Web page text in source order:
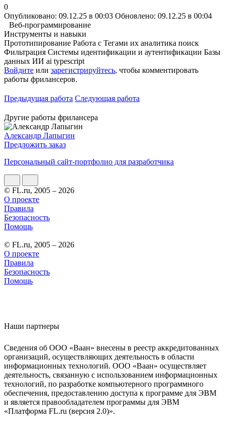
0
Опубликовано: 09.12.25 в 00:03 Обновлено: 09.12.25 в 00:04
Веб-программирование
Инструменты и навыки
Прототипирование Работа с Тегами их аналитика поиск
Фильтрация Системы идентификации и аутентификации Базы
данных ИИ ai typescript
Войдите или зарегистрируйтесь, чтобы комментировать
работы фрилансеров.
Предыдущая работа Следующая работа
Другие работы фрилансера
Александр Лапыгин
Предложить заказ
Персональный сайт-портфолио для разработчика
© FL.ru, 2005 – 2026
О проекте
Правила
Безопасность
Помощь
© FL.ru, 2005 – 2026
О проекте
Правила
Безопасность
Помощь
Наши партнеры
Сведения об ООО «Ваан» внесены в реестр аккредитованных
организаций, осуществляющих деятельность в области
информационных технологий. ООО «Ваан» осуществляет
деятельность, связанную с использованием информационных
технологий, по разработке компьютерного программного
обеспечения, предоставлению доступа к программе для ЭВМ
и является правообладателем программы для ЭВМ
«Платформа FL.ru (версия 2.0)».